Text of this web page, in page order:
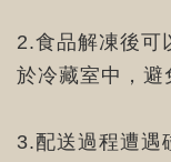
2.食品解凍後可
於冷藏室中，避
3.配送過程遭遇